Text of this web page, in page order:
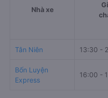
Nhà xe
Tân Niên 13:30 -
Bốn Luyện
Express
16:00 -